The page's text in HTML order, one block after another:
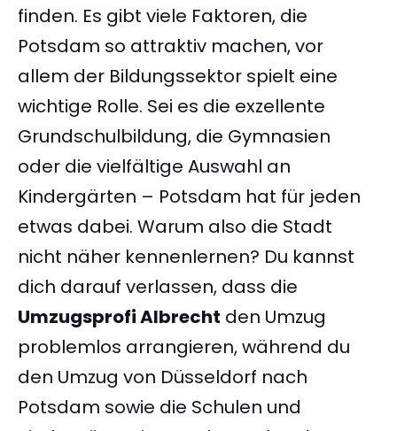
finden. Es gibt viele Faktoren, die
Potsdam so attraktiv machen, vor
allem der Bildungssektor spielt eine
wichtige Rolle. Sei es die exzellente
Grundschulbildung, die Gymnasien
oder die vielfältige Auswahl an
Kindergärten – Potsdam hat für jeden
etwas dabei. Warum also die Stadt
nicht näher kennenlernen? Du kannst
dich darauf verlassen, dass die
Umzugsprofi Albrecht den Umzug
problemlos arrangieren, während du
den Umzug von Düsseldorf nach
Potsdam sowie die Schulen und